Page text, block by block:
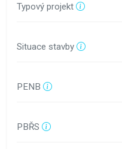
Typový projekt
Situace stavby
PENB
PBŘS